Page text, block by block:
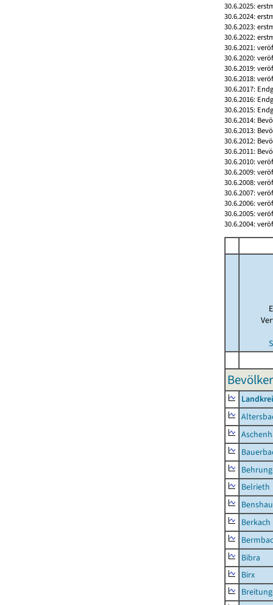
30.6.2025:
30.6.2024:
30.6.2023:
30.6.2022:
30.6.2021:
30.6.2020:
30.6.2019:
30.6.2018:
30.6.2017:
30.6.2016:
30.6.2015:
30.6.2014:
30.6.2013:
30.6.2012:
30.6.2011:
30.6.2010:
30.6.2009:
30.6.2008:
30.6.2007:
30.6.2006:
30.6.2005:
30.6.2004:
Belrieth
Berkach
Bibra
Birx